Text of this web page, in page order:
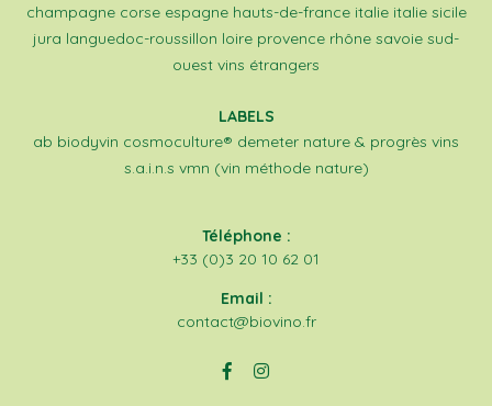
champagne corse espagne hauts-de-france italie italie sicile
jura languedoc-roussillon loire provence rhône savoie sud-
ouest vins étrangers
LABELS
ab biodyvin cosmoculture® demeter nature & progrès vins
s.a.i.n.s vmn (vin méthode nature)
Téléphone :
+33 (0)3 20 10 62 01
Email :
contact@biovino.fr